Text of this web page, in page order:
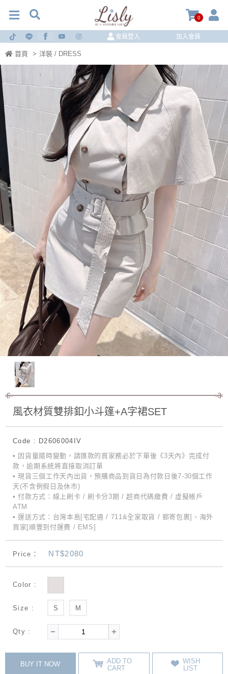
0
會員登入 加入會員
首頁 > 洋裝 / DRESS
風衣材質雙排釦小斗篷+A字裙SET
Code : D2606004IV
• 因貨量隨時變動，請匯款的買家務必於下單後《3天內》完成付
款，逾期系統將直接取消訂單
• 現貨三個工作天內出貨，預購商品到貨日為付款日後7-30個工作
天(不含例假日及休市)
• 付款方式：線上刷卡 / 刷卡分3期 / 超商代碼繳費 / 虛擬帳戶
ATM
• 運送方式：台灣本島[宅配通 / 711&全家取貨 / 郵寄包裹]、海外
買家[順豐到付運費 / EMS]
Price： NT$2080
Color :
Size : S M
Qty :
BUY IT NOW
ADD TO
CART
WISH
LIST